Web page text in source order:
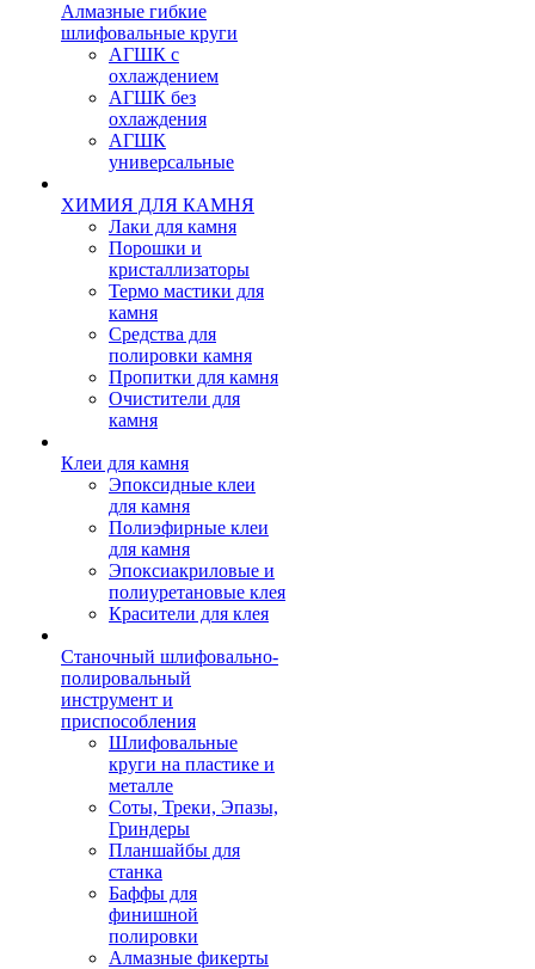
Алмазные гибкие
шлифовальные круги
АГШК с
охлаждением
АГШК без
охлаждения
АГШК
универсальные
ХИМИЯ ДЛЯ КАМНЯ
Лаки для камня
Порошки и
кристаллизаторы
Термо мастики для
камня
Средства для
полировки камня
Пропитки для камня
Очистители для
камня
Клеи для камня
Эпоксидные клеи
для камня
Полиэфирные клеи
для камня
Эпоксиакриловые и
полиуретановые клея
Красители для клея
Станочный шлифовально-
полировальный
инструмент и
приспособления
Шлифовальные
круги на пластике и
металле
Соты, Треки, Эпазы,
Гриндеры
Планшайбы для
станка
Баффы для
финишной
полировки
Алмазные фикерты